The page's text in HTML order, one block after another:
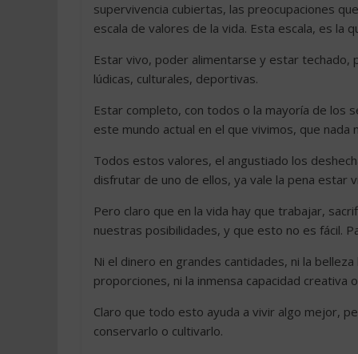
supervivencia cubiertas, las preocupaciones
escala de valores de la vida. Esta escala, es la
Estar vivo, poder alimentarse y estar techado,
lúdicas, culturales, deportivas.
Estar completo, con todos o la mayoría de los
este mundo actual en el que vivimos, que nada
Todos estos valores, el angustiado los
disfrutar de uno de ellos, ya vale la pena estar
Pero claro que en la vida hay que trabajar,
nuestras posibilidades, y que esto no es fácil.
Ni el dinero en grandes cantidades, ni la
proporciones, ni la inmensa capacidad creativa
Claro que todo esto ayuda a vivir algo mejor,
conservarlo o cultivarlo.